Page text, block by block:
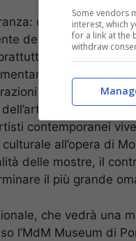
costruire,
dell’Istituto
un luogo
la nuova
del centenario
in
contemporanei
all’opera di
delle mostre, il
il più grande
che vedrà una
l’MdM Museum di
Some vendors
interest, which
for a link at the
withdraw